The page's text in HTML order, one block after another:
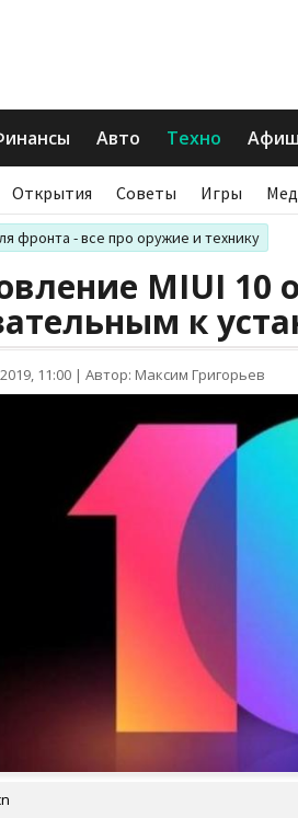
Авто Техно
Открытия Советы Игры
фронта - все про оружие и технику
MIUI 10
к
11:00 | Автор: Максим Григорьев